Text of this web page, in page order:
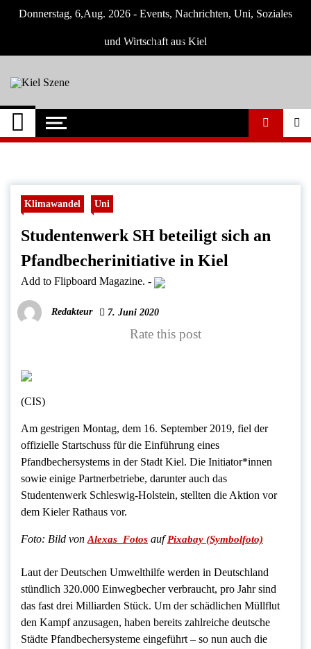
Skip
Donnerstag, 6,Aug. 2026 - Events, Nachrichten, Uni, Soziales
und Wirtschaft aus Kiel
Kiel Szene
Neuigkeiten und Nachrichten aus Kiel und
Umgebung
Klimawandel Uni
Studentenwerk SH beteiligt sich an
Pfandbecherinitiative in Kiel
Add to Flipboard Magazine. -
Redakteur 7. Juni 2020
Rate this post
(CIS)
Am gestrigen Montag, dem 16. September 2019, fiel der
offizielle Startschuss für die Einführung eines
Pfandbechersystems in der Stadt Kiel. Die Initiator*innen
sowie einige Partnerbetriebe, darunter auch das
Studentenwerk Schleswig-Holstein, stellten die Aktion vor
dem Kieler Rathaus vor.
Foto: Bild von Alexas_Fotos aufPixabay (Symbolfoto)
Laut der Deutschen Umwelthilfe werden in Deutschland
stündlich 320.000 Einwegbecher verbraucht, pro Jahr sind
das fast drei Milliarden Stück. Um der schädlichen Müllflut
den Kampf anzusagen, haben bereits zahlreiche deutsche
Städte Pfandbechersysteme eingeführt – so nun auch die